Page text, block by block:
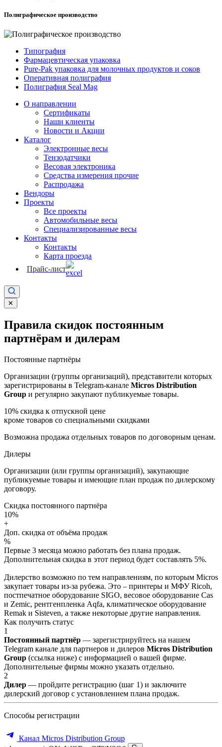
Полиграфическое производство
Типография
Фармацевтическая упаковка
Pure-Pak упаковка для молочных продуктов и соков
Оперативная полиграфия
Полиграфия Seal Mag
О направлении
Сертификаты
Наши клиенты
Новости и Акции
Каталог
Электронные весы
Тензодатчики
Весовая электроника
Средства измерения прочие
Распродажа
Вендоры
Проекты
Все проекты
Автомобильные весы
Специализированные весы
Контакты
Контакты
Карта проезда
Прайс-лист
✕
Правила скидок постоянным
партнёрам и дилерам
Постоянные партнёры
Организации (группы организаций), представители которых
зарегистрированы в Telegram-канале Micros Distribution
Group и регулярно закупают публикуемые товары.
10% скидка к отпускной цене
кроме товаров со специальными скидками
Возможна продажа отдельных товаров по договорным ценам.
Дилеры
Организации (или группы организаций), закупающие
публикуемые товары и имеющие план продаж по дилерскому
договору.
Скидка постоянного партнёра
10%
+
Доп. скидка от объёма продаж
%
Первые 3 месяца можно работать без плана продаж.
Дополнительная скидка в этот период будет составлять 5%.
Дилерство возможно по тем направлениям, по которым Micros
закупает товары из-за рубежа. Это – принтеры и МФУ Ricoh,
постпечатное оборудование SIGO, весовое оборудование Cas
и Zemic, рентгенпленка Aqfa, климатическое оборудование
Remak и Sisteven, а также некоторые другие направления.
Как получить статус
1
Постоянный партнёр — зарегистрируйтесь на нашем
Telegram канале для партнеров и дилеров Micros Distribution
Group (ссылка ниже) с информацией о вашей фирме.
Дополнительные фирмы можно указать отдельно.
2
Дилер — пройдите регистрацию (шаг 1) и заключите
дилерский договор с установлением плана продаж.
Способы регистрации
Канал Micros Distribution Group